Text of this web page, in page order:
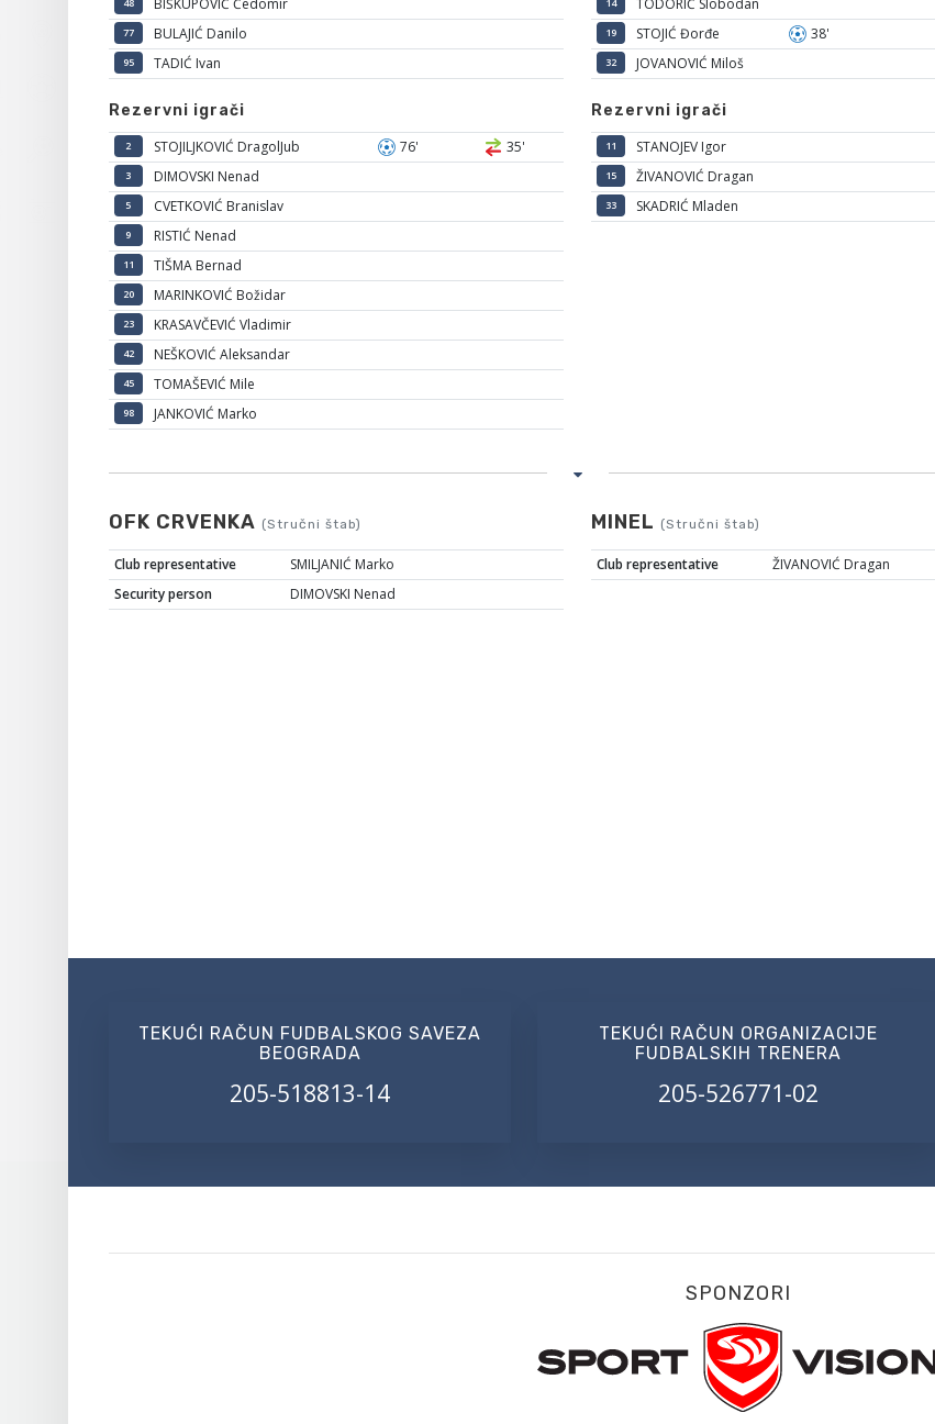
48 BIŠKUPOVIĆ Čedomir
77 BULAJIĆ Danilo
95 TADIĆ Ivan
Rezervni igrači
2 STOJILJKOVIĆ DragolJub 76' 35'
3 DIMOVSKI Nenad
5 CVETKOVIĆ Branislav
9 RISTIĆ Nenad
11 TIŠMA Bernad
20 MARINKOVIĆ Božidar
23 KRASAVČEVIĆ Vladimir
42 NEŠKOVIĆ Aleksandar
45 TOMAŠEVIĆ Mile
98 JANKOVIĆ Marko
14 TODORIĆ Slobodan
19 STOJIĆ Đorđe 38'
32 JOVANOVIĆ Miloš
Rezervni igrači
11 STANOJEV Igor
15 ŽIVANOVIĆ Dragan
33 SKADRIĆ Mladen
OFK CRVENKA (Stručni štab)
Club representative
SMILJANIĆ Marko
Security person
DIMOVSKI Nenad
MINEL (Stručni štab)
Club representative ŽIVANOVIĆ Dragan
TEKUĆI RAČUN FUDBALSKOG SAVEZA
BEOGRADA
205-518813-14
TEKUĆI RAČUN ORGANIZACIJE
FUDBALSKIH TRENERA
205-526771-02
SPONZORI